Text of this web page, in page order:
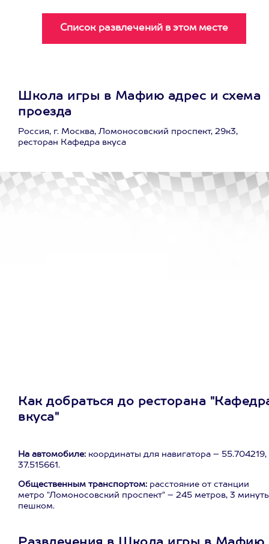
Школа игры в Мафию адрес и схема
проезда
Россия, г. Москва, Ломоносовский проспект, 29к3,
ресторан Кафедра вкуса
Как добраться до ресторана
вкуса"
На автомобиле: координаты для навигатора – 55.704219,
37.515661.
Общественным транспортом: расстояние от станции
метро "Ломоносовский проспект" – 245 метров, 3
пешком.